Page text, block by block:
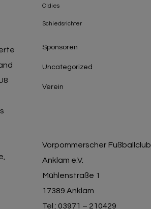
Oldies
Schiedsrichter
Sponsoren
Uncategorized
Verein
Vorpommerscher Fußballclub
Anklam e.V.
Mühlenstraße 1
17389 Anklam
Tel.: 03971 – 210429